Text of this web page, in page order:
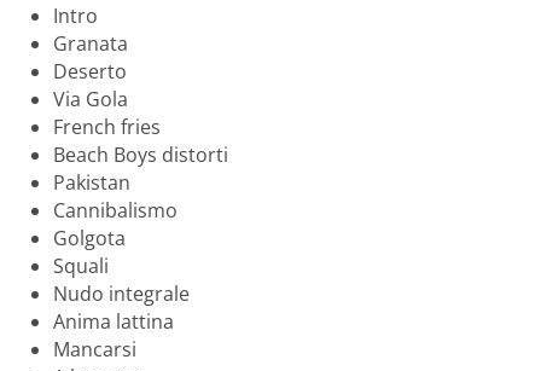
Intro
Granata
Deserto
Via Gola
French fries
Beach Boys distorti
Pakistan
Cannibalismo
Golgota
Squali
Nudo integrale
Anima lattina
Mancarsi